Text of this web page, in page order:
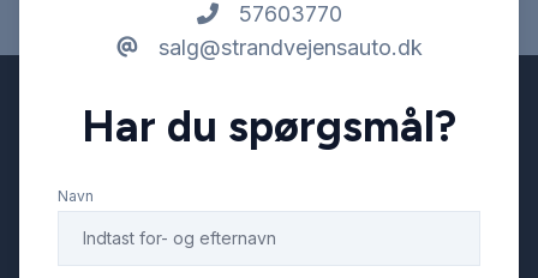
57603770
salg@strandvejensauto.dk
Har du spørgsmål?
Navn